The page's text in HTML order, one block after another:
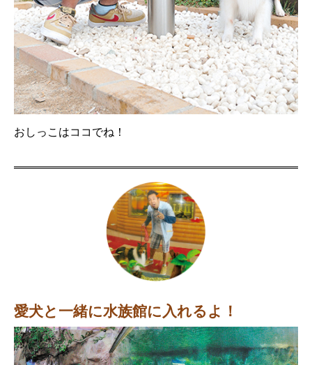
おしっこはココでね！
愛犬と一緒に水族館に入れるよ！